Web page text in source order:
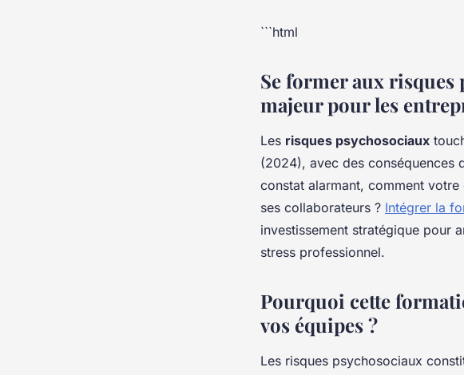
Formation risques
adoptez les meilleures
```html
Se former aux risques
majeur pour les
Les risques psychosociaux
(2024), avec des conséquences
constat alarmant, comment
ses collaborateurs ? Intégrer la
investissement stratégique pour
stress professionnel.
Pourquoi cette
vos équipes ?
Les risques psychosociaux